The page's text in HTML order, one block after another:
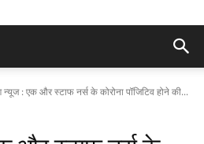
न्यूज : एक और स्टाफ नर्स के कोरोना पॉजिटिव होने की...